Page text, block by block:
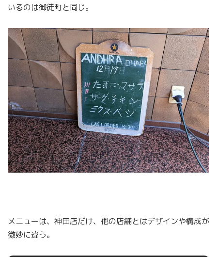
いるのは御徒町と同じ。
メニューは、神田店だけ、他の店舗とはデザインや構成が
微妙に違う。